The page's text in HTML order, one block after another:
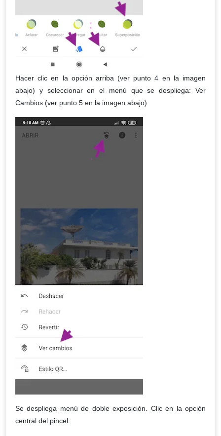
Hacer clic en la opción arriba (ver punto 4 en la imagen
abajo) y seleccionar en el menú que se despliega: Ver
Cambios (ver punto 5 en la imagen abajo)
Se despliega menú de doble exposición. Clic en la opción
central del pincel.